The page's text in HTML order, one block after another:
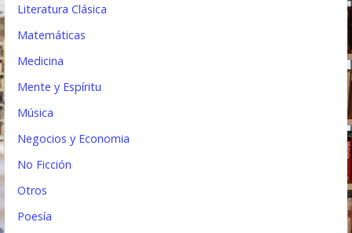
Literatura Clásica
Matemáticas
Medicina
Mente y Espíritu
Música
Negocios y Economia
No Ficción
Otros
Poesía